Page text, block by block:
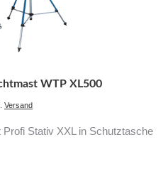
WTP XL500
Versand
Profi Stativ XXL in Schutztasche